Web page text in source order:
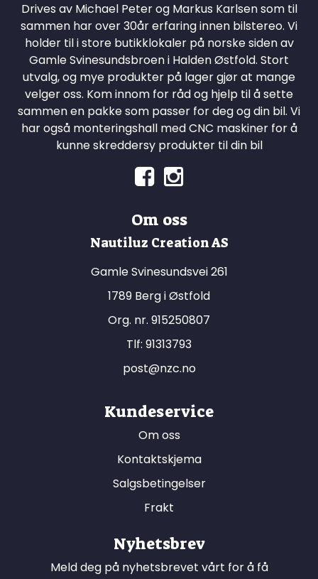
Drives av Michael Peter og Markus Karlsen som til
sammen har over 30år erfaring innen bilstereo. Vi
holder til i store butikklokaler på norske siden av
Gamle Svinesundsbroen i Halden Østfold. Stort
utvalg, og mye produkter på lager gjør at mange
velger oss. Kom innom for råd og hjelp til å sette
sammen en pakke som passer for deg og din bil. Vi
har også monteringshall med CNC maskiner for å
kunne skreddersy produkter til din bil
Om oss
Nautiluz Creation AS
Gamle Svinesundsvei 261
1789 Berg i Østfold
Org. nr. 915250807
Tlf: 91313793
post@nzc.no
Kundeservice
Om oss
Kontaktskjema
Salgsbetingelser
Frakt
Nyhetsbrev
Meld deg på nyhetsbrevet vårt for å få